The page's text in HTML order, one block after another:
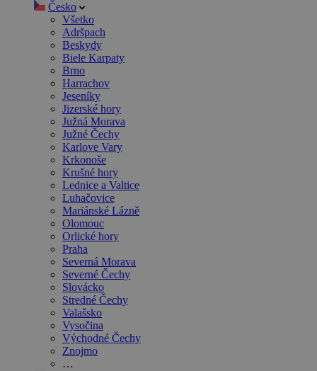
Česko
Všetko
Adršpach
Beskydy
Biele Karpaty
Brno
Harrachov
Jeseníky
Jizerské hory
Južná Morava
Južné Čechy
Karlove Vary
Krkonoše
Krušné hory
Lednice a Valtice
Luhačovice
Mariánské Lázně
Olomouc
Orlické hory
Praha
Severná Morava
Severné Čechy
Slovácko
Stredné Čechy
Valašsko
Vysočina
Východné Čechy
Znojmo
…